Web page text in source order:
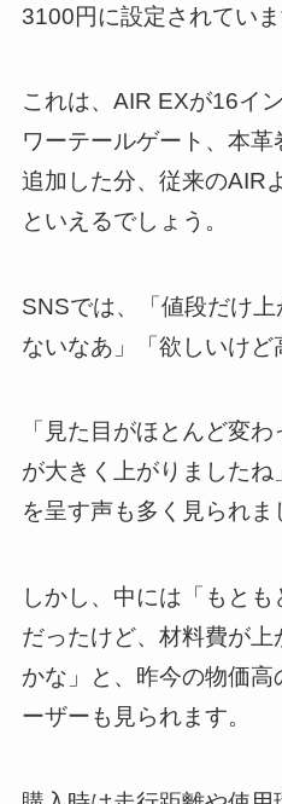
3100円に設定されていま
これは、AIR EXが16イ
ワーテールゲート、本
追加した分、従来のAIR
といえるでしょう。
SNSでは、「値段だけ
ないなあ」「欲しいけど
「見た目がほとんど変
が大きく上がりました
を呈す声も多く見られま
しかし、中には「もと
だったけど、材料費が
かな」と、昨今の物価
ーザーも見られます。